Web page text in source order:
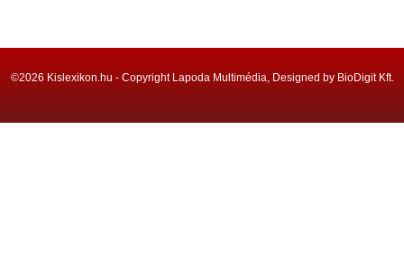
©2026 Kislexikon.hu - Copyright Lapoda Multimédia, Designed by BioDigit Kft.